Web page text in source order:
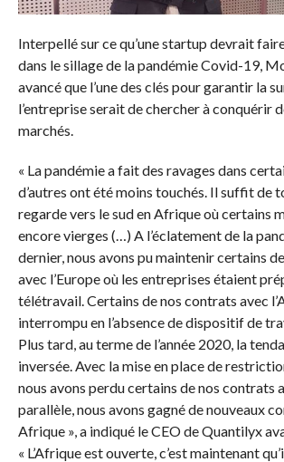
Interpellé sur ce qu’une startup devrait
dans le sillage de la pandémie Covid-19,
avancé que l’une des clés pour garantir la
l’entreprise serait de chercher à conquérir
marchés.
« La pandémie a fait des ravages dans
d’autres ont été moins touchés. Il suffit de
regarde vers le sud en Afrique où certains
encore vierges (…) A l’éclatement de la
dernier, nous avons pu maintenir certains
avec l’Europe où les entreprises étaient
télétravail. Certains de nos contrats avec
interrompu en l’absence de dispositif de
Plus tard, au terme de l’année 2020, la
inversée. Avec la mise en place de
nous avons perdu certains de nos contrats
parallèle, nous avons gagné de nouveaux
Afrique », a indiqué le CEO de Quantilyx
« L’Afrique est ouverte, c’est maintenant